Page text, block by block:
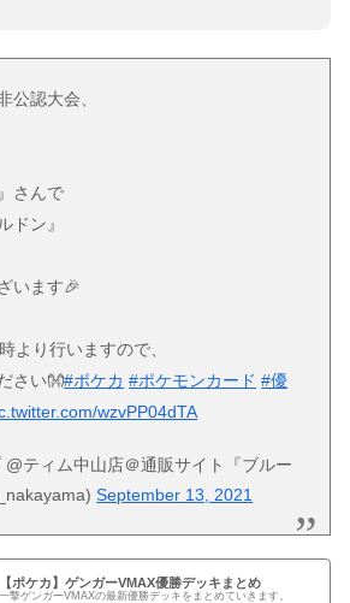
公認大会、
さんで
ドン』
います🎉
より行いますので、
さい👐#ポケカ #ポケモンカード #優
wzvPP04dTA
ティム中山店＠通販サイト『ブルー
September 13, 2021
【ポケカ】ゲンガーVMAX優勝デッキまとめ
一撃ゲンガーVMAXの最新優勝デッキをまとめていきます。